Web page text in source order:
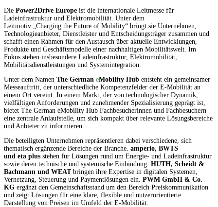
Die Power2Drive Europe ist die internationale Leitmesse für
Ladeinfrastruktur und Elektromobilität. Unter dem
Leitmotiv
„Charging the Future of Mobility“ bringt sie Unternehmen,
Technologieanbieter, Dienstleister und Entscheidungsträger zusammen und
schafft einen Rahmen für den Austausch über aktuelle Entwicklungen,
Produkte und Geschäftsmodelle einer nachhaltigen Mobilitätswelt. Im
Fokus stehen insbesondere Ladeinfrastruktur, Elektromobilität,
Mobilitätsdienstleistungen und Systemintegration.
Unter dem Namen The German eMobility Hub entsteht ein gemeinsamer
Messeauftritt, der unterschiedliche Kompetenzfelder der E-Mobilität an
einem Ort vereint. In einem Markt, der von technologischer Dynamik,
vielfältigen Anforderungen und zunehmender Spezialisierung geprägt ist,
bietet The German eMobility Hub Fachbesucherinnen und Fachbesuchern
eine zentrale Anlaufstelle, um sich kompakt über relevante Lösungsbereiche
und Anbieter zu informieren.
Die beteiligten Unternehmen repräsentieren dabei verschiedene, sich
thematisch ergänzende Bereiche der Branche. amperio, BWTS
und eta plus stehen für Lösungen rund um Energie- und Ladeinfrastruktur
sowie deren technische und systemische Einbindung. HUTH, Scheidt &
Bachmann und WEATbringen ihre Expertise in digitalen Systemen,
Vernetzung, Steuerung und Paymentlösungen ein. PWM GmbH & Co.
KG ergänzt den Gemeinschaftsstand um den Bereich Preiskommunikation
und zeigt Lösungen für eine klare, flexible und nutzerorientierte
Darstellung von Preisen im Umfeld der E-Mobilität.